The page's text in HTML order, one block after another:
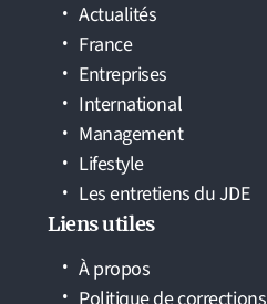
Actualités
France
Entreprises
International
Management
Lifestyle
Les entretiens du JDE
Liens utiles
À propos